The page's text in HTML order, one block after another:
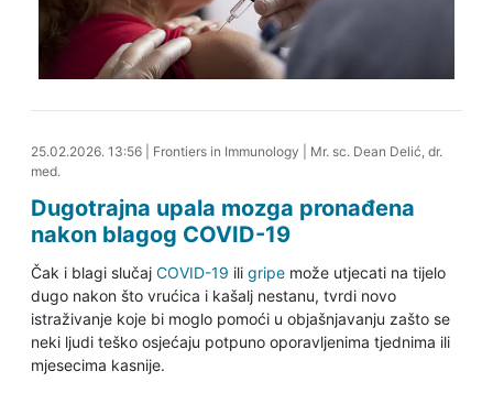
25.02.2026. 14:32
25.02.2026. 13:56| Frontiers in Immunology
Mr. sc. Dean Delić, dr.
med.
Dugotrajna upala mozga pronađena
nakon blagog COVID-19
Čak i blagi slučaj COVID-19 ili gripemože utjecati na tijelo
dugo nakon što vrućica i kašalj nestanu, tvrdi novo
istraživanje koje bi moglo pomoći u objašnjavanju zašto se
neki ljudi teško osjećaju potpuno oporavljenima tjednima ili
mjesecima kasnije.